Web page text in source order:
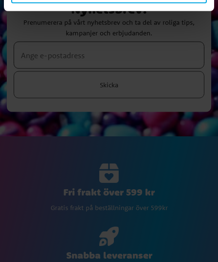
Nyhetsbrev!
Prenumerera på vårt nyhetsbrev och ta del av roliga tips,
kampanjer och erbjudanden.
Skicka
Fri frakt över 599 kr
Gratis frakt på beställningar över 599kr
Snabba leveranser